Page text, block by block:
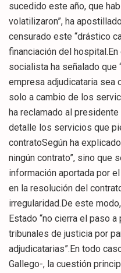
sucedido este año, que
volatilizaron”, ha
censurado este “drástico
financiación del
socialista ha señalado que
empresa adjudicataria sea
solo a cambio de los
ha reclamado al
detalle los servicios que
contratoSegún ha
ningún contrato”, sino que
información aportada por
en la resolución del
irregularidad.De este
Estado “no cierra el paso
tribunales de justicia por
adjudicatarias”.En todo
Gallego-, la cuestión